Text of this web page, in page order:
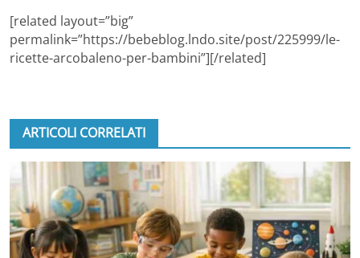
[related layout=”big”
permalink=”https://bebeblog.lndo.site/post/225999/le-
ricette-arcobaleno-per-bambini”][/related]
ARTICOLI CORRELATI